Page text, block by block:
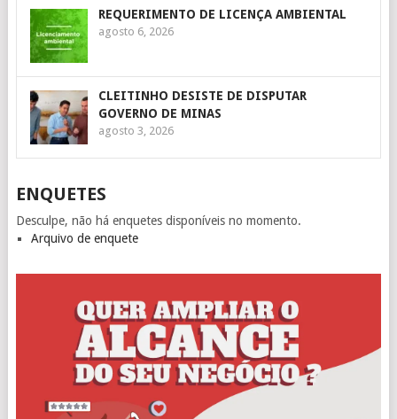
REQUERIMENTO DE LICENÇA AMBIENTAL
agosto 6, 2026
CLEITINHO DESISTE DE DISPUTAR
GOVERNO DE MINAS
agosto 3, 2026
ENQUETES
Desculpe, não há enquetes disponíveis no momento.
Arquivo de enquete